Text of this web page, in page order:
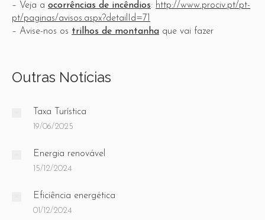
– Veja a ocorrências de incêndios: http://www.prociv.pt/pt-
pt/paginas/avisos.aspx?detailId=71
– Avise-nos os trilhos de montanha que vai fazer
Outras Notícias
Taxa Turística
19/06/2025
Energia renovável
15/12/2024
Eficiência energética
01/12/2024